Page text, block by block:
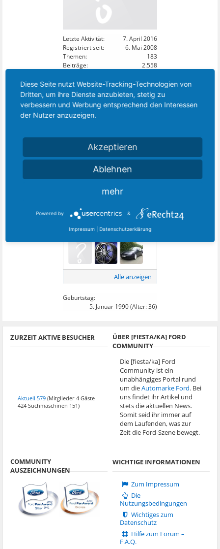
Letzte Aktivität:
7. April 2016
Registriert seit:
6. Mai 2008
Themen:
183
Beiträge:
2.558
Punkte für Erfolge:
0
DIESES MITGLIED FOLGT: 15
Alle anzeigen
Alle anzeigen
Geburtstag:
5. Januar 1990(Alter: 36)
ZURZEIT AKTIVE BESUCHER
Aktuell 579 (Mitglieder 4 Gäste
424 Suchmaschinen 151)
ÜBER [FIESTA/KA] FORD
COMMUNITY
Die [fiesta/ka] Ford
Community ist ein
unabhängiges Portal rund
um dieAutomarke Ford. Bei
uns findet ihr Artikel und
stets die aktuellen News.
Somit seid ihr immer auf
dem Laufenden, was zur
Zeit die Ford-Szene bewegt.
COMMUNITY
AUSZEICHNUNGEN
WICHTIGE INFORMATIONEN
Zum Impressum
Die
Nutzungsbedingungen
Wichtiges zum
Datenschutz
Hilfe zum Forum –
F.A.Q.
Diese Seite nutzt Website-Tracking-Technologien von
Dritten, um ihre Dienste anzubieten, stetig zu
verbessern und Werbung entsprechend den Interessen
der Nutzer anzuzeigen.
Akzeptieren
Ablehnen
mehr
Powered by &
Impressum Datenschutzerklärung